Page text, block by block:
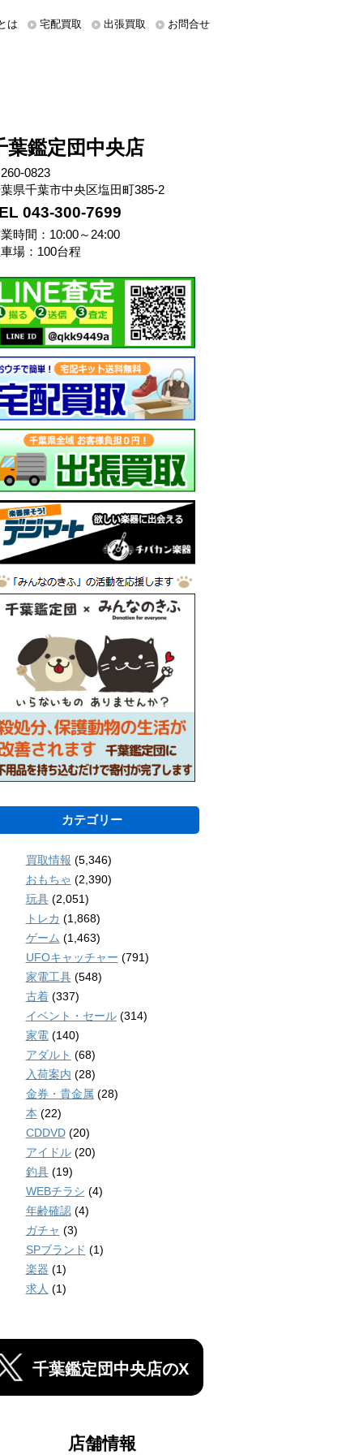
は 宅配買取 出張買取 お問合せ
葉鑑定団中央店
0823
県千葉市中央区塩田町385-2
043-300-7699
時間：10:00～24:00
場：100台程
カテゴリー
買取情報 (5,346)
おもちゃ (2,390)
玩具(2,051)
トレカ (1,868)
ゲーム (1,463)
UFOキャッチャー (791)
家電工具(548)
古着(337)
イベント・セール(314)
家電(140)
アダルト (68)
入荷案内 (28)
金券・貴金属 (28)
本 (22)
CDDVD(20)
アイドル(20)
釣具(19)
WEBチラシ (4)
年齢確認(4)
ガチャ (3)
SPブランド (1)
楽器 (1)
求人 (1)
千葉鑑定団中央店のX
店舗情報